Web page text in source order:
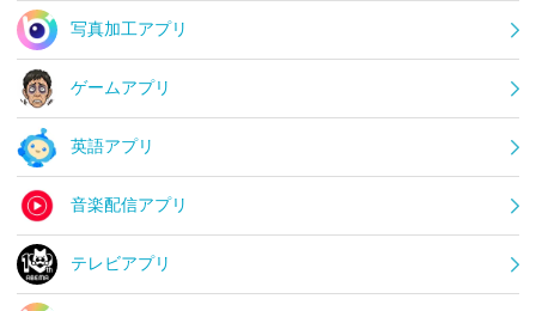
写真加工アプリ
ゲームアプリ
英語アプリ
音楽配信アプリ
テレビアプリ